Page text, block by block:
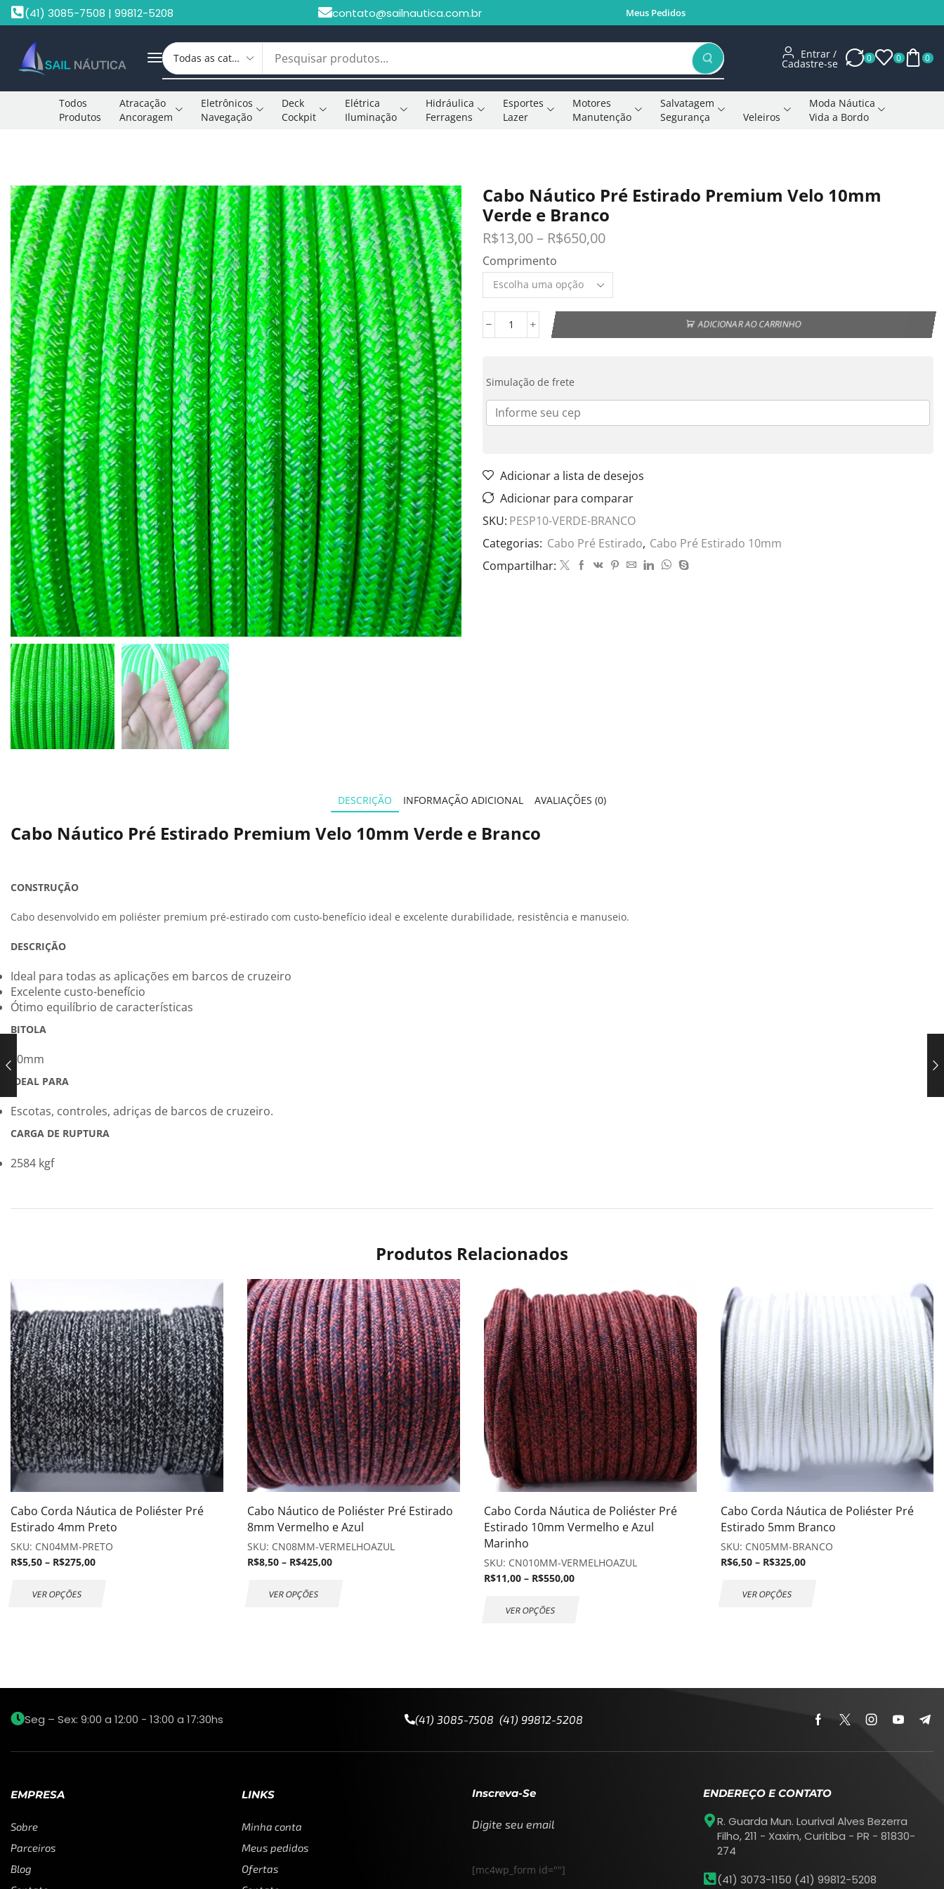
(41) 3085-7508 | 99812-5208 contato@sailnautica.com.br Meus Pedidos
Entrar /
Cadastre-se 0 0 0
Todos
Produtos
Atracação
Ancoragem
Eletrônicos
Navegação
Deck
Cockpit
Elétrica
Iluminação
Hidráulica
Ferragens
Esportes
Lazer
Motores
Manutenção
Salvatagem
Segurança
Veleiros
Moda Náutica
Vida a Bordo
Cabo Náutico Pré Estirado Premium Velo 10mm
Verde e Branco
R$13,00– R$650,00
Comprimento
ADICIONAR AO CARRINHO
Simulação de frete
Adicionar a lista de desejos
Adicionar para comparar
SKU: PESP10-VERDE-BRANCO
Categorias: Cabo Pré Estirado, Cabo Pré Estirado 10mm
Compartilhar:
DESCRIÇÃO INFORMAÇÃO ADICIONAL AVALIAÇÕES (0)
Cabo Náutico Pré Estirado Premium Velo 10mm Verde e Branco
CONSTRUÇÃO
Cabo desenvolvido em poliéster premium pré-estirado com custo-benefício ideal e excelente durabilidade, resistência e manuseio.
DESCRIÇÃO
Ideal para todas as aplicações em barcos de cruzeiro
Excelente custo-benefício
Ótimo equilíbrio de características
BITOLA
10mm
IDEAL PARA
Escotas, controles, adriças de barcos de cruzeiro.
CARGA DE RUPTURA
2584 kgf
Produtos Relacionados
Cabo Corda Náutica de Poliéster Pré
Estirado 4mm Preto
SKU: CN04MM-PRETO
R$5,50 – R$275,00
VER OPÇÕES
Cabo Náutico de Poliéster Pré Estirado
8mm Vermelho e Azul
SKU: CN08MM-VERMELHOAZUL
R$8,50 – R$425,00
VER OPÇÕES
Cabo Corda Náutica de Poliéster Pré
Estirado 10mm Vermelho e Azul
Marinho
SKU: CN010MM-VERMELHOAZUL
R$11,00 – R$550,00
VER OPÇÕES
Cabo Corda Náutica de Poliéster Pré
Estirado 5mm Branco
SKU: CN05MM-BRANCO
R$6,50 – R$325,00
VER OPÇÕES
Seg – Sex: 9:00 a 12:00 - 13:00 a 17:30hs (41) 3085-7508 (41) 99812-5208
EMPRESA
Sobre
Parceiros
Blog
LINKS
Minha conta
Meus pedidos
Ofertas
Inscreva-Se
Digite seu email
[mc4wp_form id=""]
ENDEREÇO E CONTATO
R. Guarda Mun. Lourival Alves Bezerra
Filho, 211 - Xaxim, Curitiba - PR - 81830-
274
(41) 3073-1150 (41) 99812-5208